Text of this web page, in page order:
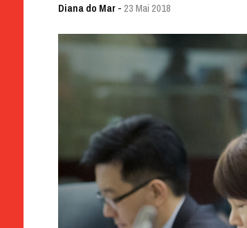
Diana do Mar- 23 Mai 2018